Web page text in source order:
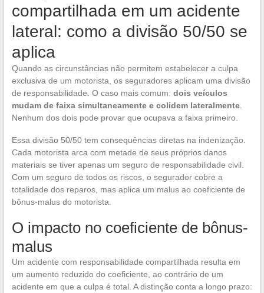
compartilhada em um acidente
lateral: como a divisão 50/50 se
aplica
Quando as circunstâncias não permitem estabelecer a culpa
exclusiva de um motorista, os seguradores aplicam uma divisão
de responsabilidade. O caso mais comum: dois veículos
mudam de faixa simultaneamente e colidem lateralmente.
Nenhum dos dois pode provar que ocupava a faixa primeiro.
Essa divisão 50/50 tem consequências diretas na indenização.
Cada motorista arca com metade de seus próprios danos
materiais se tiver apenas um seguro de responsabilidade civil.
Com um seguro de todos os riscos, o segurador cobre a
totalidade dos reparos, mas aplica um malus ao coeficiente de
bônus-malus do motorista.
O impacto no coeficiente de bônus-
malus
Um acidente com responsabilidade compartilhada resulta em
um aumento reduzido do coeficiente, ao contrário de um
acidente em que a culpa é total. A distinção conta a longo prazo: